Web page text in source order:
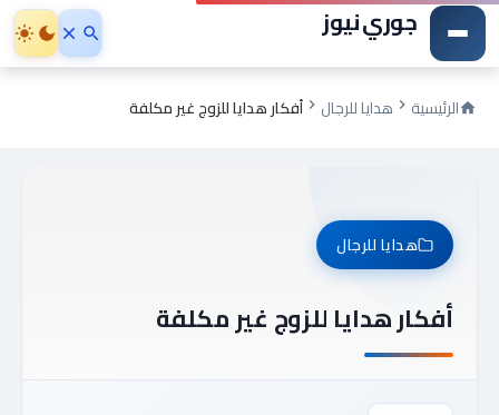
جوري نيوز
الرئيسية هدايا للرجال أفكار هدايا للزوج غير مكلفة
هدايا للرجال
أفكار هدايا للزوج غير مكلفة